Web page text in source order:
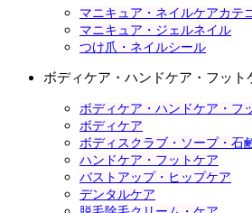
マニキュア・ネイルケアカテ
マニキュア・ジェルネイル
つけ爪・ネイルシール
ボディケア・ハンドケア・フット
ボディケア・ハンドケア・フ
ボディケア
ボディスクラブ・ソープ・石
ハンドケア・フットケア
バストアップ・ヒップケア
デンタルケア